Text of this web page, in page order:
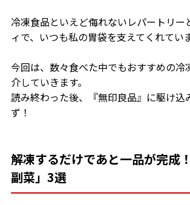
冷凍食品といえど侮れないレパートリー
ィで、いつも私の胃袋を支えてくれてい
今回は、数々食べた中でもおすすめの冷
介していきます。
読み終わった後、『無印良品』に駆け込
ず！
解凍するだけであと一品が完成
副菜」3選